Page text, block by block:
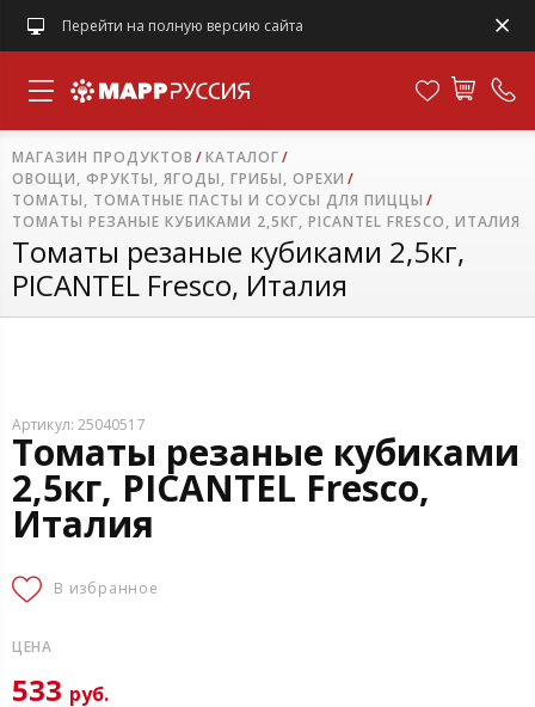
Перейти на полную версию сайта
МАГАЗИН ПРОДУКТОВ
КАТАЛОГ
ОВОЩИ, ФРУКТЫ, ЯГОДЫ, ГРИБЫ, ОРЕХИ
ТОМАТЫ, ТОМАТНЫЕ ПАСТЫ И СОУСЫ ДЛЯ ПИЦЦЫ
ТОМАТЫ РЕЗАНЫЕ КУБИКАМИ 2,5КГ, PICANTEL FRESCO, ИТАЛИЯ
Томаты резаные кубиками 2,5кг,
PICANTEL Fresco, Италия
Артикул: 25040517
Томаты резаные кубиками
2,5кг, PICANTEL Fresco,
Италия
В избранное
ЦЕНА
533 руб.